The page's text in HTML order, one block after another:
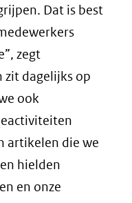
Dat is best
zegt
zit dagelijks op
ook
artikelen die we
hielden
en onze